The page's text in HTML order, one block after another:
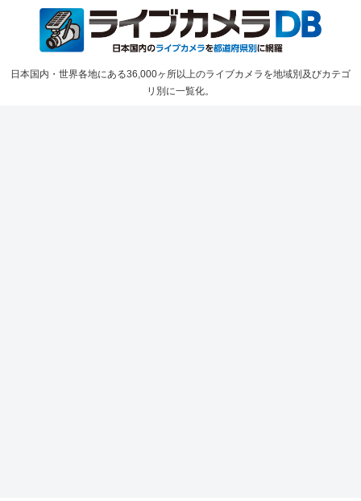
日本国内・世界各地にある36,000ヶ所以上のライブカメラを地域別及びカテゴ
リ別に一覧化。